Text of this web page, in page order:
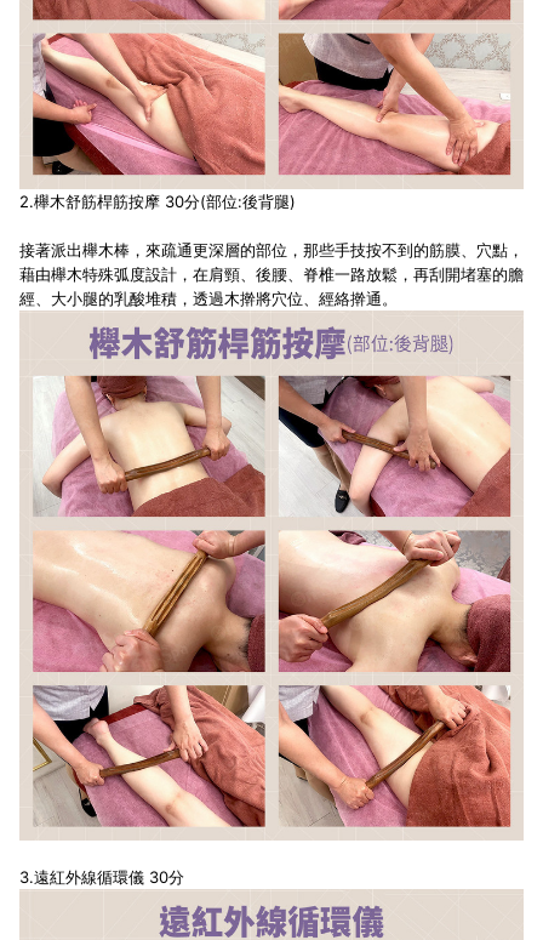
2.櫸木舒筋桿筋按摩 30分(部位:後背腿)
接著派出櫸木棒，來疏通更深層的部位，那些手技按不到的筋膜、穴點，
藉由櫸木特殊弧度設計，在肩頸、後腰、脊椎一路放鬆，再刮開堵塞的膽
經、大小腿的乳酸堆積，透過木擀將穴位、經絡擀通。
3.遠紅外線循環儀 30分